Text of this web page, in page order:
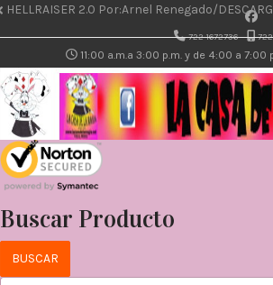
722-1672736
11:00 a.m.a 3:00 p.m. y de 4:00 a 7:00
Buscar Producto
HELLRAISER 2.0 Por:Arnel Renegado/